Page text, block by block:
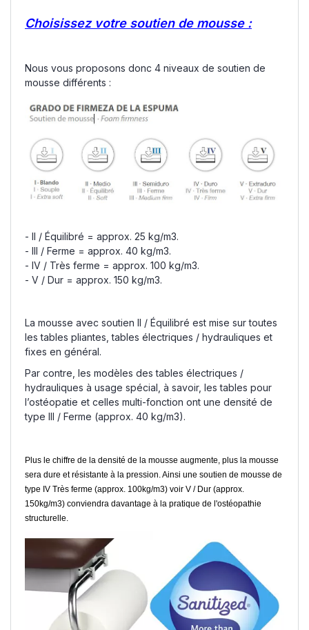
Choisissez votre soutien de mousse :
Nous vous proposons donc 4 niveaux de soutien de
mousse différents :
- II / Équilibré = approx. 25 kg/m3.
- III / Ferme = approx. 40 kg/m3.
- IV / Très ferme = approx. 100 kg/m3.
- V / Dur = approx. 150 kg/m3.
La mousse avec soutien II / Équilibré est mise sur toutes
les tables pliantes, tables électriques / hydrauliques et
fixes en général.
Par contre, les modèles des tables électriques /
hydrauliques à usage spécial, à savoir, les tables pour
l’ostéopatie et celles multi-fonction ont une densité de
type III / Ferme (approx. 40 kg/m3).
Plus le chiffre de la densité de la mousse augmente, plus la mousse
sera dure et résistante à la pression. Ainsi une soutien de mousse de
type IV Très ferme (approx. 100kg/m3) voir V / Dur (approx.
150kg/m3) conviendra davantage à la pratique de l'ostéopathie
structurelle.